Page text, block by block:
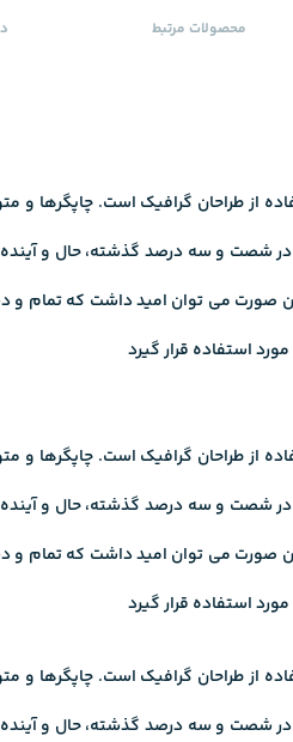
محصولات ‌مرتبط
طراحان گرافیک است. چاپگرها و
در شصت و سه درصد گذشته، حال و
صورت می توان امید داشت که تمام و
استفاده قرار گیرد
طراحان گرافیک است. چاپگرها و
در شصت و سه درصد گذشته، حال و
صورت می توان امید داشت که تمام و
استفاده قرار گیرد
طراحان گرافیک است. چاپگرها و
در شصت و سه درصد گذشته، حال و